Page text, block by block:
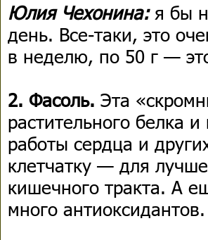
Юлия Чехонина:я бы
день. Все-таки, это
в неделю, по 50 г —
2. Фасоль. Эта
растительного белка
работы сердца и
клетчатку — для
кишечного тракта. А
много антиоксидантов.